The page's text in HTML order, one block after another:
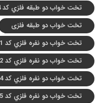
تخت خواب دو طبقه فلزي کد s14
تخت خواب دو طبقه فلزی
تخت خواب دو نفره فلزي کد m1
تخت خواب دو نفره فلزي کد m2
تخت خواب دو نفره فلزي کد m4
تخت خواب دو نفره فلزي کد m5